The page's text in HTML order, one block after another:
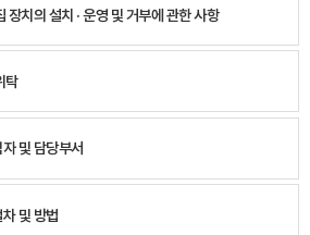
장치의 설치 · 운영 및 거부에 관한 사항
탁
및 담당부서
및 방법